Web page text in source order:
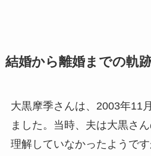
結婚から離婚までの軌
大黒摩季さんは、2003年11
ました。当時、夫は大黒さ
理解していなかったようで